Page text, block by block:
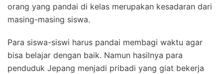
orang yang pandai di kelas merupakan kesadaran dari
masing-masing siswa.
Para siswa-siswi harus pandai membagi waktu agar
bisa belajar dengan baik. Namun hasilnya para
penduduk Jepang menjadi pribadi yang giat bekerja